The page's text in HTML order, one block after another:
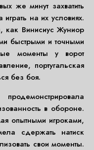
же минут захватить
играть на их условиях.
как Винисиус Жуниор
быстрыми и точными
моменты у ворот
португальская
без боя.
в обороне.
опытными игроками,
сдержать натиск
свои моменты.